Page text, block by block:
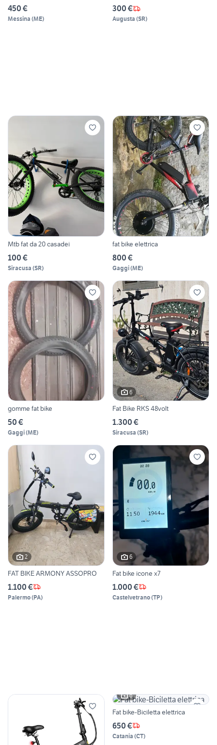
450 €
Messina (ME)
300 €
Augusta (SR)
Mtb fat da 20 casadei
100 €
Siracusa (SR)
fat bike elettrica
800 €
Gaggi(ME)
gomme fat bike
50 €
Gaggi(ME)
6
Fat Bike RKS 48volt
1.300 €
Siracusa (SR)
2
FAT BIKE ARMONY ASSOPRO
1.100 €
Palermo(PA)
6
Fat bike icone x7
1.000 €
Castelvetrano(TP)
6
Fat bike-Biciletta elettrica
650 €
Catania (CT)